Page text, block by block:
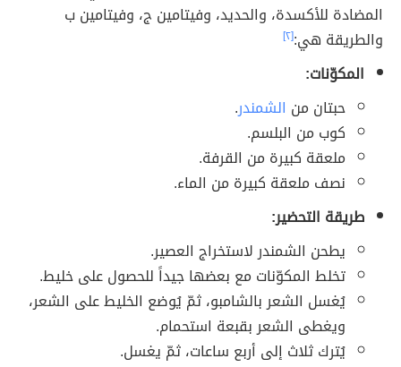
المضادة للأكسدة، والحديد، وفيتامين ج، وفيتامين ب
والطريقة هي:[٢]
المكوّنات:
حبتان من الشمندر.
كوب من البلسم.
ملعقة كبيرة من القرفة.
نصف ملعقة كبيرة من الماء.
طريقة التحضير:
يطحن الشمندر لاستخراج العصير.
تخلط المكوّنات مع بعضها جيداً للحصول على خليط.
يُغسل الشعر بالشامبو، ثمّ يُوضع الخليط على الشعر،
ويغطى الشعر بقبعة استحمام.
يُترك ثلاث إلى أربع ساعات، ثمّ يغسل.